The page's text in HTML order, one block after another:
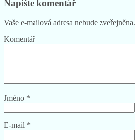
Napište komentář
Vaše e-mailová adresa nebude zveřejněna.
Komentář
Jméno *
E-mail *